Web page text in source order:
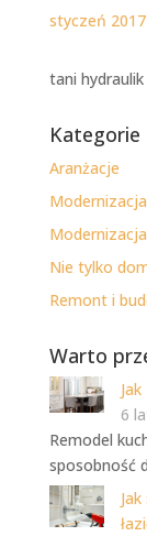
styczeń 2017
tani
Kategorie
Aranżacje
Nie tylko
Remont i
Warto
6
Remodel
sposobność